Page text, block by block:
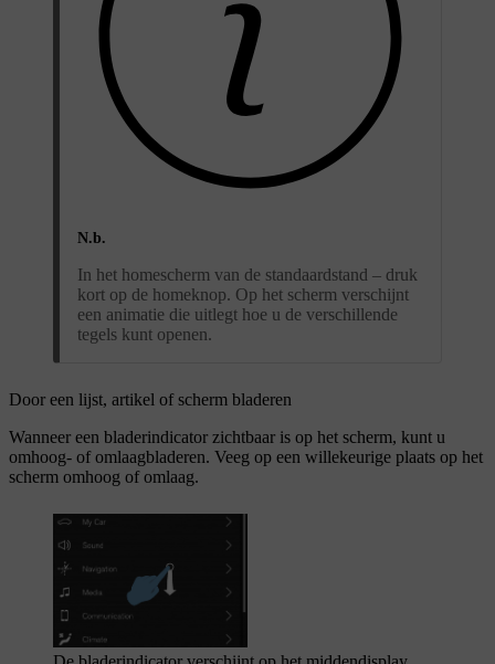
N.b.
In het homescherm van de standaardstand – druk
kort op de homeknop. Op het scherm verschijnt
een animatie die uitlegt hoe u de verschillende
tegels kunt openen.
Door een lijst, artikel of scherm bladeren
Wanneer een bladerindicator zichtbaar is op het scherm, kunt u
omhoog- of omlaagbladeren. Veeg op een willekeurige plaats op het
scherm omhoog of omlaag.